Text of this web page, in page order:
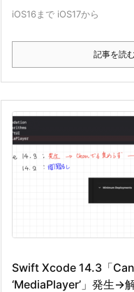
iOS16まで iOS17から
記事を読
Swift Xcode 14.3「
‘MediaPlayer’」発生→